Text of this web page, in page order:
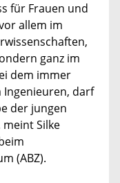
für Frauen und
allem im
ganz im
dem immer
darf
der jungen
meint Silke
(ABZ).